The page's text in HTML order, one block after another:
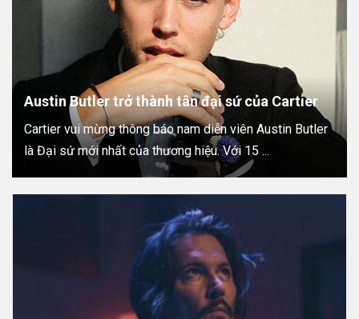
Austin Butler trở thành tân đại sứ của Cartier
Cartier vui mừng thông báo nam diễn viên Austin Butler
là Đại sứ mới nhất của thương hiệu. Với 15 ...